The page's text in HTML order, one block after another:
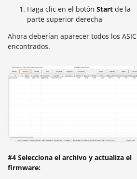
Haga clic en el botón Start de la
parte superior derecha
Ahora deberían aparecer todos los ASIC
encontrados.
#4 Selecciona el archivo y actualiza el
firmware: